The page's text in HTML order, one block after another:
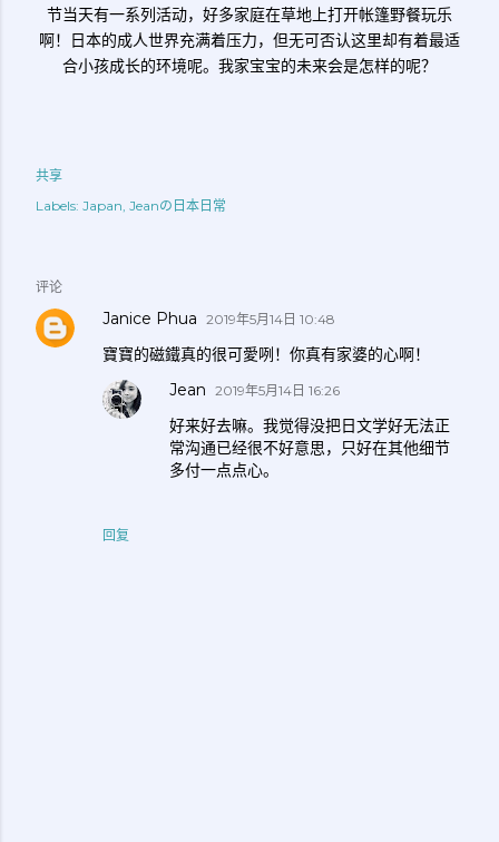
节当天有一系列活动，好多家庭在草地上打开帐篷野餐玩乐
啊！日本的成人世界充满着压力，但无可否认这里却有着最适
合小孩成长的环境呢。我家宝宝的未来会是怎样的呢？
共享
Labels: Japan Jeanの日本日常
评论
Janice Phua 2019年5月14日 10:48
寶寶的磁鐵真的很可愛咧！你真有家婆的心啊！
回复
Jean 2019年5月14日 16:26
好来好去嘛。我觉得没把日文学好无法正
常沟通已经很不好意思，只好在其他细节
多付一点点心。